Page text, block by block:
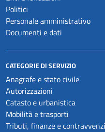
Politici
Personale amministrativo
Documenti e dati
CATEGORIE DI SERVIZIO
Anagrafe e stato civile
Autorizzazioni
Catasto e urbanistica
Mobilità e trasporti
Tributi, finanze e